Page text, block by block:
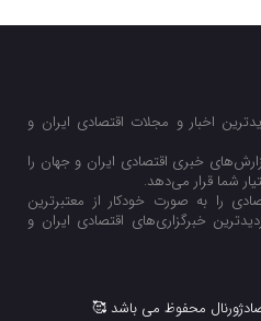
اخبار و مجلات اقتصادی ایران و
خبری اقتصادی ایران و جهان را
شما قرار می‌‌دهد.
را به صورت خودکار از معتبرترین
خبرگزاری‌های اقتصادی ایران و
محفوظ می باشد 🥰